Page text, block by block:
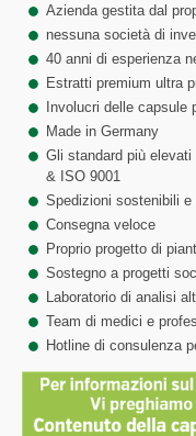
Azienda gestita dal
nessuna società di
40 anni di esperienza
Estratti premium ultra
Involucri delle capsule
Made in Germany
Gli standard più
& ISO 9001
Spedizioni sostenibili
Consegna veloce
Proprio progetto di
Sostegno a progetti
Laboratorio di analisi
Team di medici e
Hotline di consulenza